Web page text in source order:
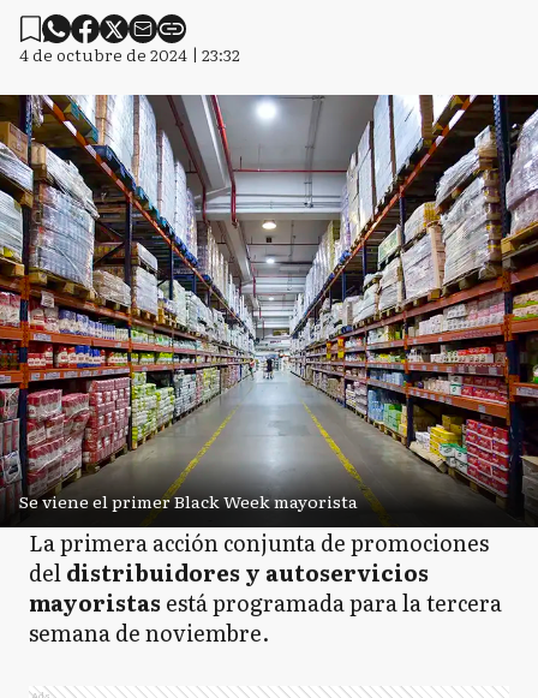
4 de octubre de 2024 | 23:32
Se viene el primer Black Week mayorista
La primera acción conjunta de promociones
deldistribuidores y autoservicios
mayoristas está programada para la tercera
semana de noviembre.
Ads